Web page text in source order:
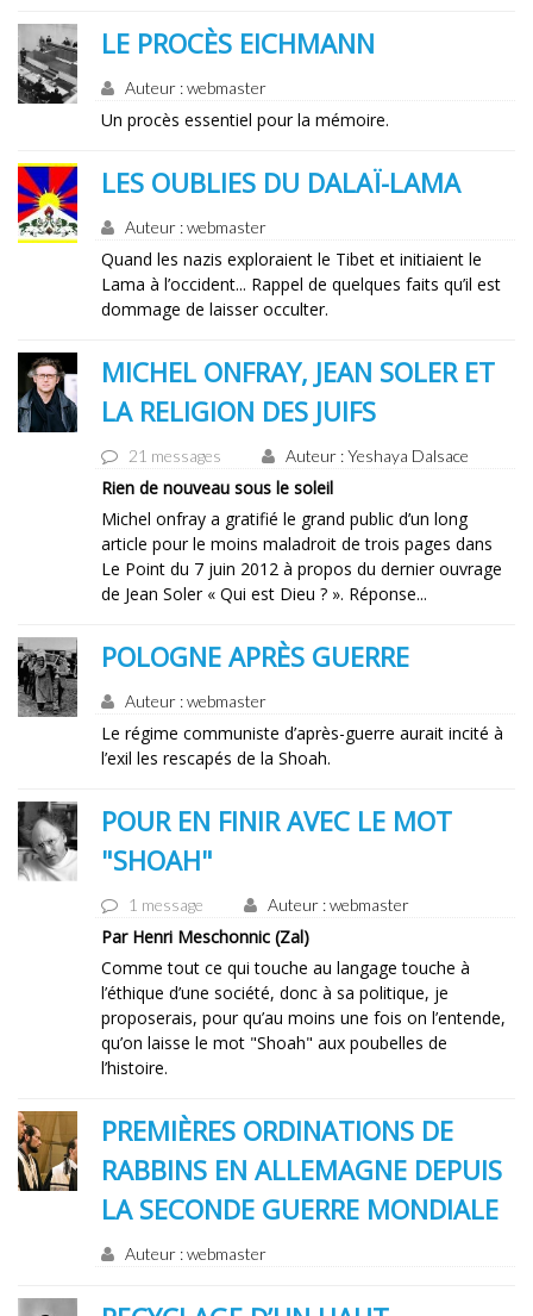
LE PROCÈS EICHMANN
Auteur : webmaster
Un procès essentiel pour la mémoire.
LES OUBLIES DU DALAÏ-LAMA
Auteur : webmaster
Quand les nazis exploraient le Tibet et initiaient le
Lama à l’occident... Rappel de quelques faits qu’il est
dommage de laisser occulter.
MICHEL ONFRAY, JEAN SOLER ET
LA RELIGION DES JUIFS
21 messages Auteur : Yeshaya Dalsace
Rien de nouveau sous le soleil
Michel onfray a gratifié le grand public d’un long
article pour le moins maladroit de trois pages dans
Le Point du 7 juin 2012 à propos du dernier ouvrage
de Jean Soler « Qui est Dieu ? ». Réponse...
POLOGNE APRÈS GUERRE
Auteur : webmaster
Le régime communiste d’après-guerre aurait incité à
l’exil les rescapés de la Shoah.
POUR EN FINIR AVEC LE MOT
"SHOAH"
1 message Auteur : webmaster
Par Henri Meschonnic (Zal)
Comme tout ce qui touche au langage touche à
l’éthique d’une société, donc à sa politique, je
proposerais, pour qu’au moins une fois on l’entende,
qu’on laisse le mot "Shoah" aux poubelles de
l’histoire.
PREMIÈRES ORDINATIONS DE
RABBINS EN ALLEMAGNE DEPUIS
LA SECONDE GUERRE MONDIALE
Auteur : webmaster